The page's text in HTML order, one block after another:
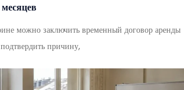
можно заключить временный договор аренды
причину,